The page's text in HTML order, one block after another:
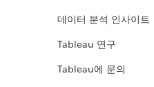
데이터 분석 인사이트
Tableau 연구
Tableau에 문의